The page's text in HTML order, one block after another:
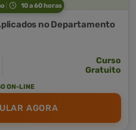
10 a 60 horas
no Departamento
Curso
Gratuito
ON-LINE
AGORA